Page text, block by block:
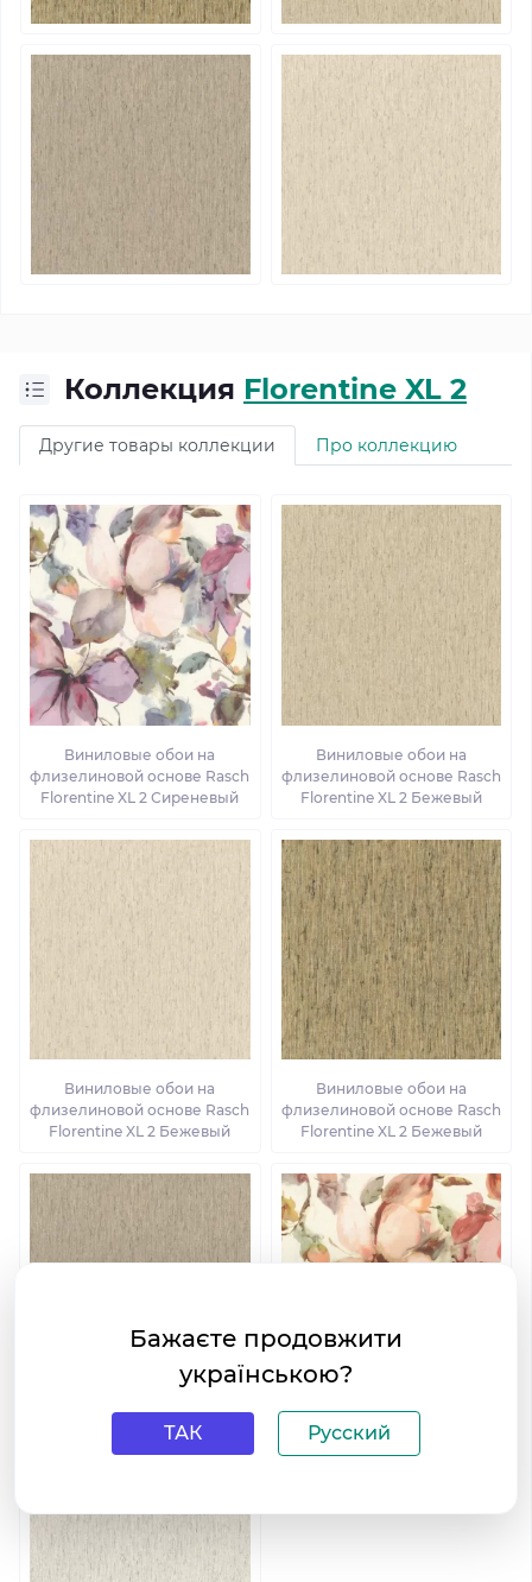
Коллекция Florentine XL 2
Другие товары коллекции Про коллекцию
Виниловые обои на
флизелиновой основе Rasch
Florentine XL 2 Сиреневый
Виниловые обои на
флизелиновой основе Rasch
Florentine XL 2 Бежевый
Виниловые обои на
флизелиновой основе Rasch
Florentine XL 2 Бежевый
Виниловые обои на
флизелиновой основе Rasch
Florentine XL 2 Бежевый
Виниловые обои на
флизелиновой основе Rasch
Виниловые обои на
флизелиновой основе Rasch
Бажаєте продовжити
українською?
ТАК Русский